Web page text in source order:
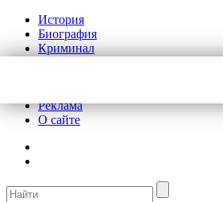
История
Биография
Криминал
Реклама
О сайте